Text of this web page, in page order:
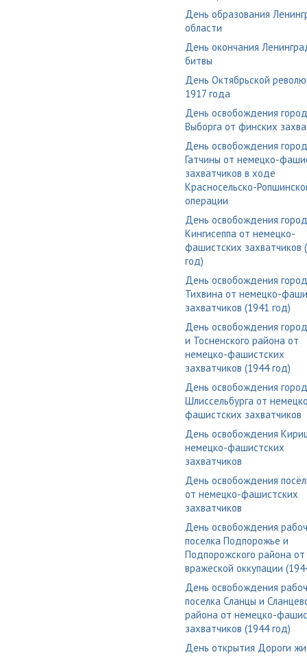
День образования
области
День окончания
битвы
День Октябрьской
1917 года
День освобождения
Выборга от финских
День освобождения
Гатчины от немецко-
захватчиков в ходе
Красносельско-
операции
День освобождения
Кингисеппа от немецко-
фашистских захватчиков
год)
День освобождения
Тихвина от немецко-
захватчиков (1941 год)
День освобождения
и Тосненского района от
немецко-фашистских
захватчиков (1944 год)
День освобождения
Шлиссельбурга от
фашистских захватчиков
День освобождения
немецко-фашистских
захватчиков
День освобождения
от немецко-фашистских
захватчиков
День освобождения
поселка Подпорожье и
Подпорожского района от
вражеской оккупации
День освобождения
поселка Сланцы и
района от немецко-
захватчиков (1944 год)
День открытия Дороги